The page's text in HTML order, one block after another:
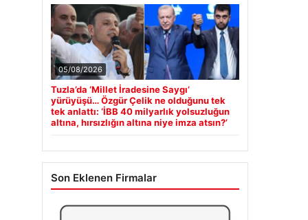
05/08/2026
Tuzla’da ‘Millet İradesine Saygı’
yürüyüşü… Özgür Çelik ne olduğunu tek
tek anlattı: ‘İBB 40 milyarlık yolsuzluğun
altına, hırsızlığın altına niye imza atsın?’
Son Eklenen Firmalar